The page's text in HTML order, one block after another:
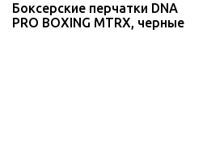
Боксерские перчатки DNA
PRO BOXING MTRX, черные